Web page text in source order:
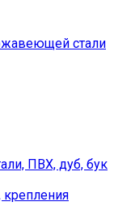
стали
ПВХ, дуб, бук